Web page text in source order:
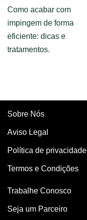
Como acabar com
impingem de forma
eficiente: dicas e
tratamentos.
Sobre Nós
Aviso Legal
Política de privacidade
Termos e Condições
Trabalhe Conosco
Seja um Parceiro